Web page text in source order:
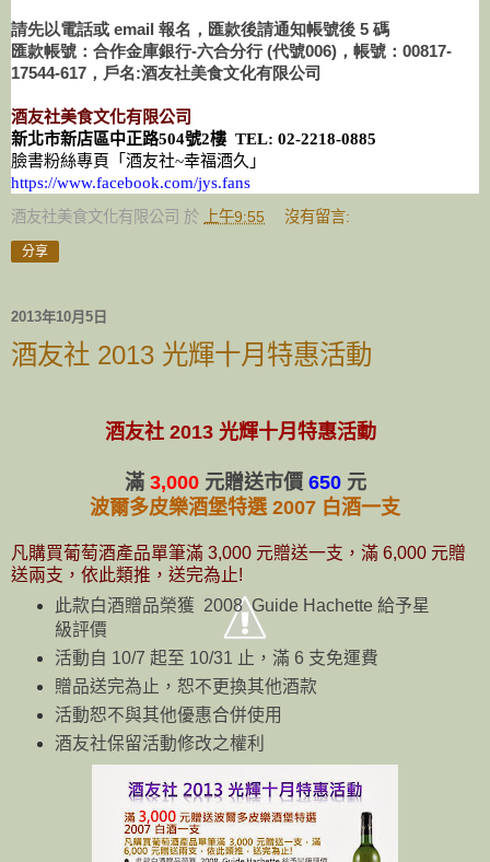
請先以電話或 email 報名，匯款後請通知帳號後 5 碼
匯款帳號：合作金庫銀行-六合分行 (代號006)，帳號：00817-
17544-617，戶名:酒友社美食文化有限公司
酒友社美食文化有限公司
新北市新店區中正路504號2樓 TEL: 02-2218-0885
臉書粉絲專頁「酒友社~幸福酒久」
https://www.facebook.com/jys.fans
酒友社美食文化有限公司 於 上午9:55 沒有留言:
分享
2013年10月5日
酒友社 2013 光輝十月特惠活動
酒友社 2013 光輝十月特惠活動
滿 3,000元贈送市價 650元
波爾多皮樂酒堡特選 2007 白酒一支
凡購買葡萄酒產品單筆滿 3,000 元贈送一支，滿 6,000 元贈
送兩支，依此類推，送完為止!
此款白酒贈品榮獲 2008 Guide Hachette 給予星
級評價
活動自 10/7 起至 10/31 止，滿 6 支免運費
贈品送完為止，恕不更換其他酒款
活動恕不與其他優惠合併使用
酒友社保留活動修改之權利